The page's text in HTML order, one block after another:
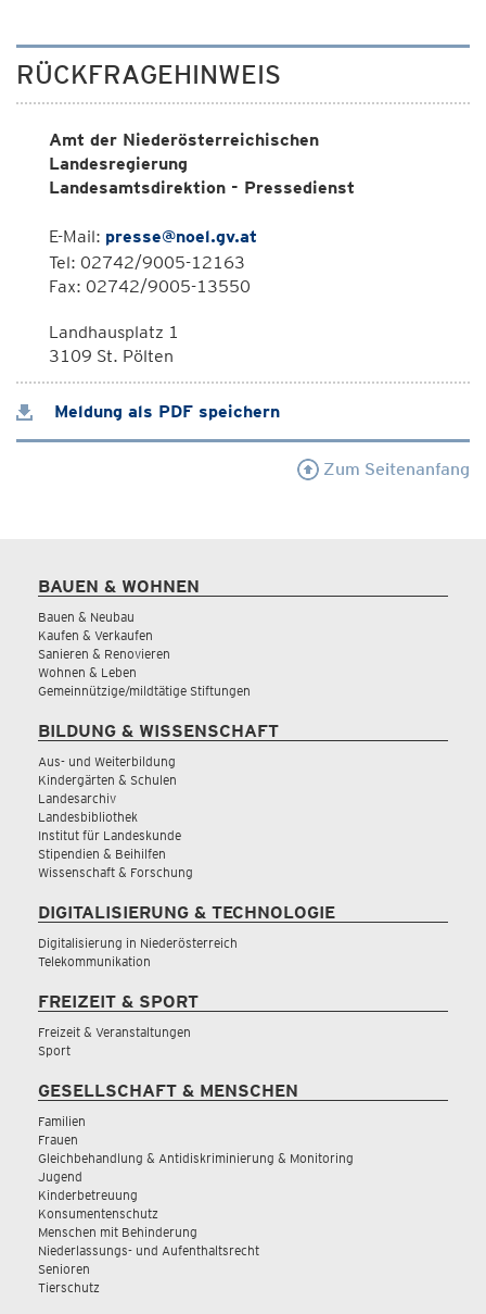
RÜCKFRAGEHINWEIS
Amt der Niederösterreichischen
Landesregierung
Landesamtsdirektion - Pressedienst
E-Mail: presse@noel.gv.at
Tel: 02742/9005-12163
Fax: 02742/9005-13550
Landhausplatz 1
3109 St. Pölten
Meldung als PDF speichern
Zum Seitenanfang
BAUEN & WOHNEN
Bauen & Neubau
Kaufen & Verkaufen
Sanieren & Renovieren
Wohnen & Leben
Gemeinnützige/mildtätige Stiftungen
BILDUNG & WISSENSCHAFT
Aus- und Weiterbildung
Kindergärten & Schulen
Landesarchiv
Landesbibliothek
Institut für Landeskunde
Stipendien & Beihilfen
Wissenschaft & Forschung
DIGITALISIERUNG & TECHNOLOGIE
Digitalisierung in Niederösterreich
Telekommunikation
FREIZEIT & SPORT
Freizeit & Veranstaltungen
Sport
GESELLSCHAFT & MENSCHEN
Familien
Frauen
Gleichbehandlung & Antidiskriminierung & Monitoring
Jugend
Kinderbetreuung
Konsumentenschutz
Menschen mit Behinderung
Niederlassungs- und Aufenthaltsrecht
Senioren
Tierschutz